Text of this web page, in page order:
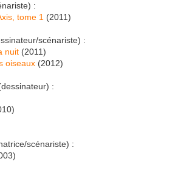
:
tome 1 (2011)
scénariste) :
nuit (2011)
oiseaux (2012)
:
scénariste) :